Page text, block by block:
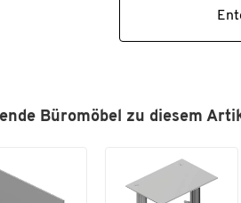
Büromöbel zu diesem